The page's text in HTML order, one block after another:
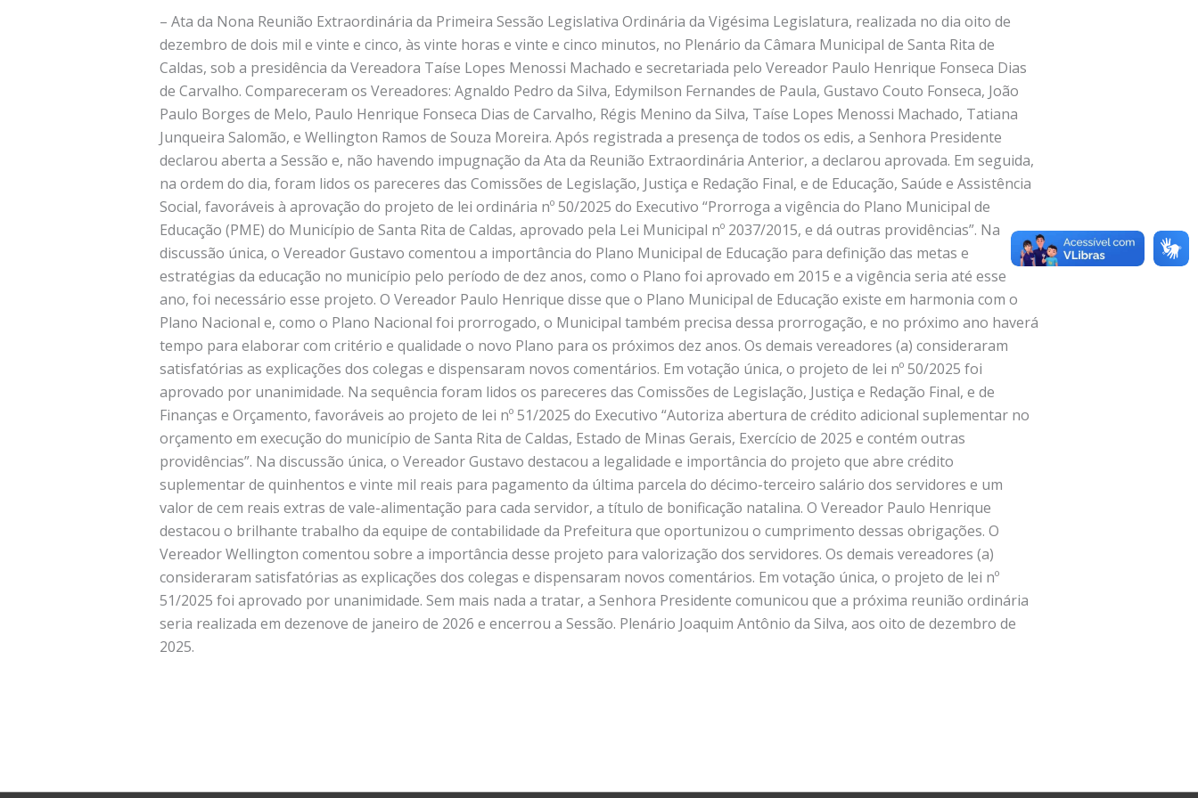
– Ata da Nona Reunião Extraordinária da Primeira Sessão Legislativa Ordinária da Vigésima Legislatura, realizada no dia oito de
dezembro de dois mil e vinte e cinco, às vinte horas e vinte e cinco minutos, no Plenário da Câmara Municipal de Santa Rita de
Caldas, sob a presidência da Vereadora Taíse Lopes Menossi Machado e secretariada pelo Vereador Paulo Henrique Fonseca Dias
de Carvalho. Compareceram os Vereadores: Agnaldo Pedro da Silva, Edymilson Fernandes de Paula, Gustavo Couto Fonseca, João
Paulo Borges de Melo, Paulo Henrique Fonseca Dias de Carvalho, Régis Menino da Silva, Taíse Lopes Menossi Machado, Tatiana
Junqueira Salomão, e Wellington Ramos de Souza Moreira. Após registrada a presença de todos os edis, a Senhora Presidente
declarou aberta a Sessão e, não havendo impugnação da Ata da Reunião Extraordinária Anterior, a declarou aprovada. Em seguida,
na ordem do dia, foram lidos os pareceres das Comissões de Legislação, Justiça e Redação Final, e de Educação, Saúde e Assistência
Social, favoráveis à aprovação do projeto de lei ordinária nº 50/2025 do Executivo “Prorroga a vigência do Plano Municipal de
Educação (PME) do Município de Santa Rita de Caldas, aprovado pela Lei Municipal nº 2037/2015, e dá outras providências”. Na
discussão única, o Vereador Gustavo comentou a importância do Plano Municipal de Educação para definição das metas e
estratégias da educação no município pelo período de dez anos, como o Plano foi aprovado em 2015 e a vigência seria até esse
ano, foi necessário esse projeto. O Vereador Paulo Henrique disse que o Plano Municipal de Educação existe em harmonia com o
Plano Nacional e, como o Plano Nacional foi prorrogado, o Municipal também precisa dessa prorrogação, e no próximo ano haverá
tempo para elaborar com critério e qualidade o novo Plano para os próximos dez anos. Os demais vereadores (a) consideraram
satisfatórias as explicações dos colegas e dispensaram novos comentários. Em votação única, o projeto de lei nº 50/2025 foi
aprovado por unanimidade. Na sequência foram lidos os pareceres das Comissões de Legislação, Justiça e Redação Final, e de
Finanças e Orçamento, favoráveis ao projeto de lei nº 51/2025 do Executivo “Autoriza abertura de crédito adicional suplementar no
orçamento em execução do município de Santa Rita de Caldas, Estado de Minas Gerais, Exercício de 2025 e contém outras
providências”. Na discussão única, o Vereador Gustavo destacou a legalidade e importância do projeto que abre crédito
suplementar de quinhentos e vinte mil reais para pagamento da última parcela do décimo-terceiro salário dos servidores e um
valor de cem reais extras de vale-alimentação para cada servidor, a título de bonificação natalina. O Vereador Paulo Henrique
destacou o brilhante trabalho da equipe de contabilidade da Prefeitura que oportunizou o cumprimento dessas obrigações. O
Vereador Wellington comentou sobre a importância desse projeto para valorização dos servidores. Os demais vereadores (a)
consideraram satisfatórias as explicações dos colegas e dispensaram novos comentários. Em votação única, o projeto de lei nº
51/2025 foi aprovado por unanimidade. Sem mais nada a tratar, a Senhora Presidente comunicou que a próxima reunião ordinária
seria realizada em dezenove de janeiro de 2026 e encerrou a Sessão. Plenário Joaquim Antônio da Silva, aos oito de dezembro de
2025.